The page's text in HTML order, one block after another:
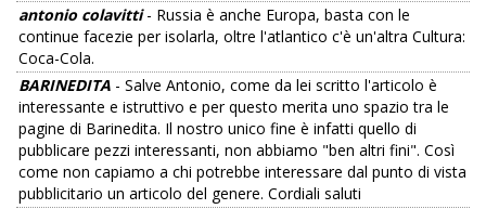
antonio colavitti- Russia è anche Europa, basta con le
continue facezie per isolarla, oltre l'atlantico c'è un'altra Cultura:
Coca-Cola.
BARINEDITA - Salve Antonio, come da lei scritto l'articolo è
interessante e istruttivo e per questo merita uno spazio tra le
pagine di Barinedita. Il nostro unico fine è infatti quello di
pubblicare pezzi interessanti, non abbiamo "ben altri fini". Così
come non capiamo a chi potrebbe interessare dal punto di vista
pubblicitario un articolo del genere. Cordiali saluti